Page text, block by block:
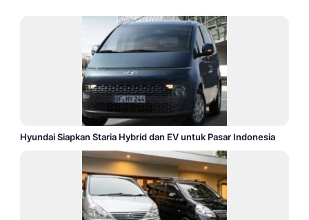
Hyundai Siapkan Staria Hybrid dan EV untuk Pasar Indonesia